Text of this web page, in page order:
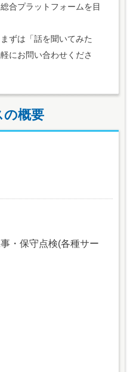
合プラットフォームを目
ずは「話を聞いてみた
にお問い合わせくださ
の概要
・保守点検(各種サー